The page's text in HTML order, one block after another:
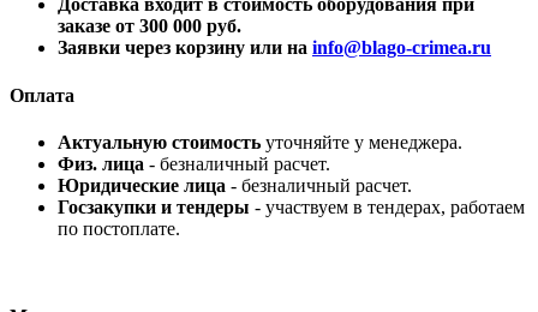
Доставка входит в стоимость оборудования при
заказе от 300 000 руб.
Заявки через корзину или на info@blago-crimea.ru
Оплата
Актуальную стоимость уточняйте у менеджера.
Физ. лица - безналичный расчет.
Юридические лица - безналичный расчет.
Госзакупки и тендеры - участвуем в тендерах, работаем
по постоплате.